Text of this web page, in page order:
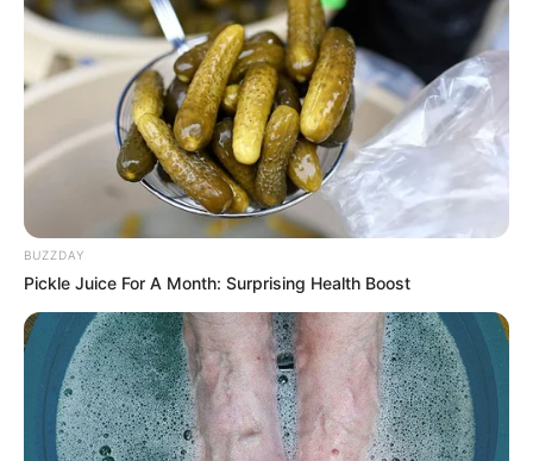
seiner orientalischen, barocken und
klassizistischen Gestaltung ein unvergleichbares
Aussehen.
Museum Neuruppin
Im Noeldechen-Haus, einem der
prunkvollsten im Stil des Klassizismus
erbauten Gebäude Neuruppins, wird über
beiden berühmtesten hier geborenen Personen, den
Baumeister Karl Friedrich Schinkel und den Dichter
Theodor Fontane, informiert.
Burg Eisenhardt in Bad Belzig
Südlich des Stadtzentrums von Bad Belzig
BUZZDAY
Pickle Juice For A Month: Surprising Health Boost